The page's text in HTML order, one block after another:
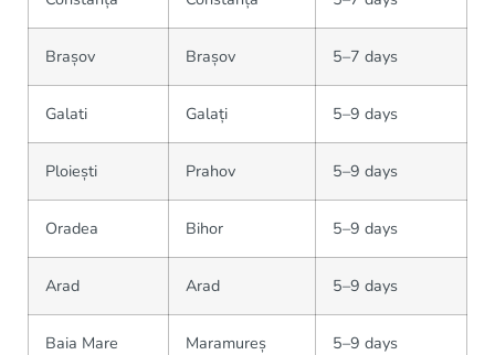
Brașov Brașov 5–7 days
Galati Galați 5–9 days
Ploiești Prahov 5–9 days
Oradea Bihor 5–9 days
Arad Arad 5–9 days
Baia Mare Maramureș 5–9 days